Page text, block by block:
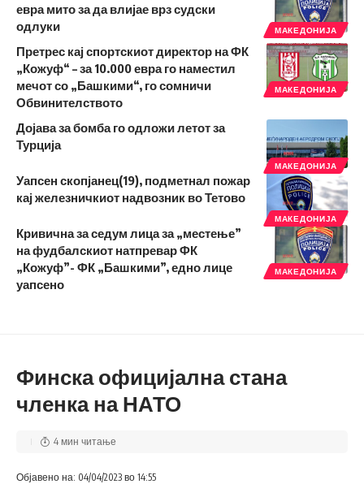
МАКЕДОНИЈА
евра мито за да влијае врз судски
одлуки
МАКЕДОНИЈА
Претрес кај спортскиот директор на ФК
„Кожуф“ – за 10.000 евра го наместил
мечот со „Башкими“, го сомничи
Обвинителството
МАКЕДОНИЈА
Дојава за бомба го одложи летот за
Турција
МАКЕДОНИЈА
Уапсен скопјанец(19), подметнал пожар
кај железничкиот надвозник во Тетово
МАКЕДОНИЈА
Кривична за седум лица за „местење”
на фудбалскиот натпревар ФК
„Кожуф”- ФК „Башкими”, едно лице
уапсено
Финска официјална стана
членка на НАТО
Објавено на: 04/04/2023 во 14:55
4 мин читање